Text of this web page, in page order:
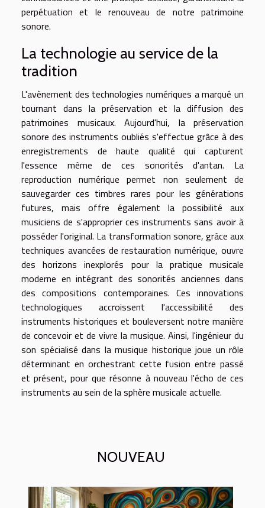
perpétuation et le renouveau de notre patrimoine
sonore.
La technologie au service de la
tradition
L'avènement des technologies numériques a marqué un
tournant dans la préservation et la diffusion des
patrimoines musicaux. Aujourd'hui, la préservation
sonore des instruments oubliés s'effectue grâce à des
enregistrements de haute qualité qui capturent
l'essence même de ces sonorités d'antan. La
reproduction numérique permet non seulement de
sauvegarder ces timbres rares pour les générations
futures, mais offre également la possibilité aux
musiciens de s'approprier ces instruments sans avoir à
posséder l'original. La transformation sonore, grâce aux
techniques avancées de restauration numérique, ouvre
des horizons inexplorés pour la pratique musicale
moderne en intégrant des sonorités anciennes dans
des compositions contemporaines. Ces innovations
technologiques accroissent l'accessibilité des
instruments historiques et bouleversent notre manière
de concevoir et de vivre la musique. Ainsi, l'ingénieur du
son spécialisé dans la musique historique joue un rôle
déterminant en orchestrant cette fusion entre passé
et présent, pour que résonne à nouveau l'écho de ces
instruments au sein de la sphère musicale actuelle.
NOUVEAU